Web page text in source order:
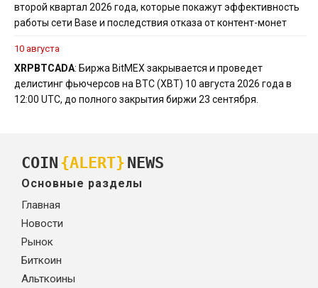
второй квартал 2026 года, которые покажут эффективность
работы сети Base и последствия отказа от контент-монет
10 августа
XRPBTCADA: Биржа BitMEX закрывается и проведет
делистинг фьючерсов на BTC (XBT) 10 августа 2026 года в
12:00 UTC, до полного закрытия биржи 23 сентября.
COIN {ALERT} NEWS
Основные разделы
Главная
Новости
Рынок
Биткоин
Альткоины